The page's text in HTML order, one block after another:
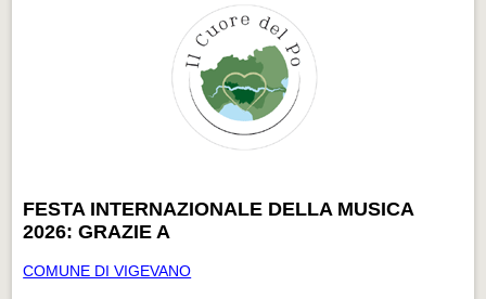
FESTA INTERNAZIONALE DELLA MUSICA
2026: GRAZIE A
COMUNE DI VIGEVANO